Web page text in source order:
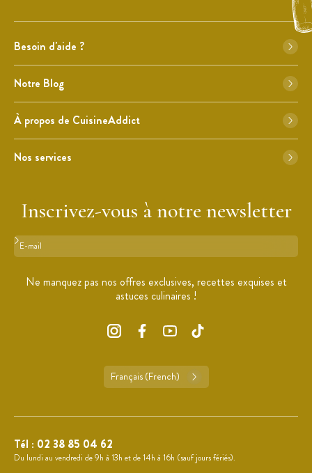
Besoin d'aide ?
Notre Blog
À propos de CuisineAddict
Nos services
Inscrivez-vous à notre newsletter
Format : adresse@email.com
Ne manquez pas nos offres exclusives, recettes exquises et
astuces culinaires !
Français (French)
Tél : 02 38 85 04 62
Du lundi au vendredi de 9h à 13h et de 14h à 16h (sauf jours fériés).